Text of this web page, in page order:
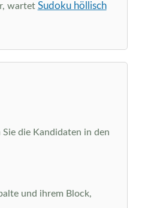
wartet Sudoku höllisch
die Kandidaten in den
und ihrem Block,